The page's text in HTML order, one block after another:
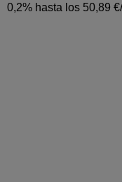
0,2% hasta los 50,89